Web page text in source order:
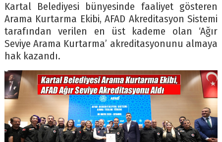
Kartal Belediyesi bünyesinde faaliyet gösteren
Arama Kurtarma Ekibi, AFAD Akreditasyon Sistemi
tarafından verilen en üst kademe olan ‘Ağır
Seviye Arama Kurtarma’ akreditasyonunu almaya
hak kazandı.